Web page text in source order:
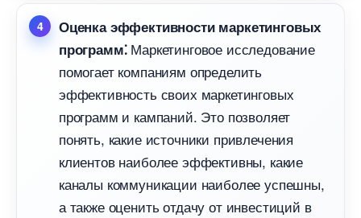
Оценка эффективности маркетинговых
программ⁚Маркетинговое исследование
помогает компаниям определить
эффективность своих маркетинговых
программ и кампаний.​ Это позволяет
понять, какие источники привлечения
клиентов наиболее эффективны, какие
каналы коммуникации наиболее успешны,
а также оценить отдачу от инвестиций